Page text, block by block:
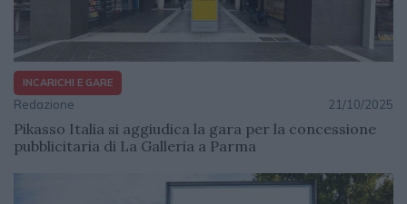
INCARICHI E GARE
Redazione 21/10/2025
Pikasso Italia si aggiudica la gara per la concessione
pubblicitaria di La Galleria a Parma